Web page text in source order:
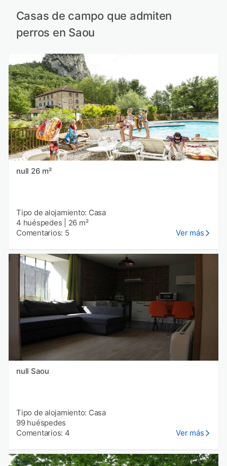
Casas de campo que admiten
perros en Saou
null 26 m²
Tipo de alojamiento: Casa
4 huéspedes
26 m²
Comentarios: 5
Ver más
null Saou
Tipo de alojamiento: Casa
99 huéspedes
Comentarios: 4
Ver más